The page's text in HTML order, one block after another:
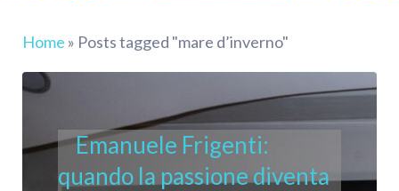
Home » Posts tagged "mare d’inverno"
Emanuele Frigenti:
quando la passione diventa